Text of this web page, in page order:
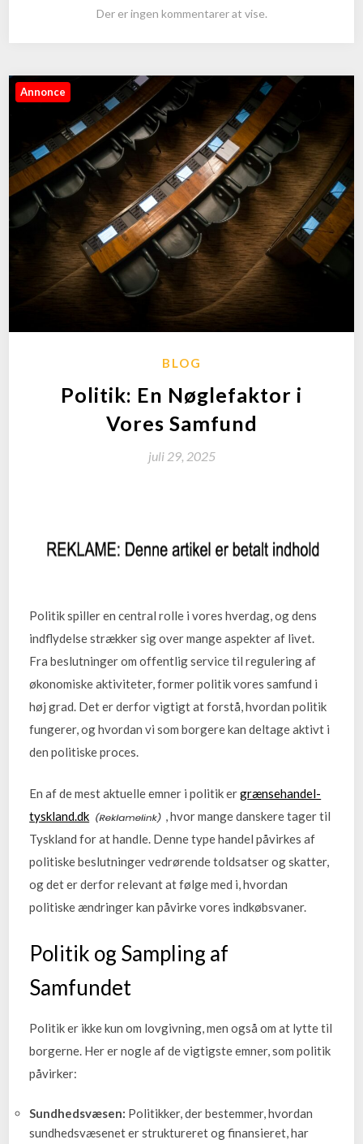
Der er ingen kommentarer at vise.
Annonce
BLOG
Politik: En Nøglefaktor i
Vores Samfund
juli 29, 2025
Politik spiller en central rolle i vores hverdag, og dens
indflydelse strækker sig over mange aspekter af livet.
Fra beslutninger om offentlig service til regulering af
økonomiske aktiviteter, former politik vores samfund i
høj grad. Det er derfor vigtigt at forstå, hvordan politik
fungerer, og hvordan vi som borgere kan deltage aktivt i
den politiske proces.
En af de mest aktuelle emner i politik ergrænsehandel-
tyskland.dk
, hvor mange danskere tager til
Tyskland for at handle. Denne type handel påvirkes af
politiske beslutninger vedrørende toldsatser og skatter,
og det er derfor relevant at følge med i, hvordan
politiske ændringer kan påvirke vores indkøbsvaner.
Politik og Sampling af
Samfundet
Politik er ikke kun om lovgivning, men også om at lytte til
borgerne. Her er nogle af de vigtigste emner, som politik
påvirker:
Sundhedsvæsen: Politikker, der bestemmer, hvordan
sundhedsvæsenet er struktureret og finansieret, har